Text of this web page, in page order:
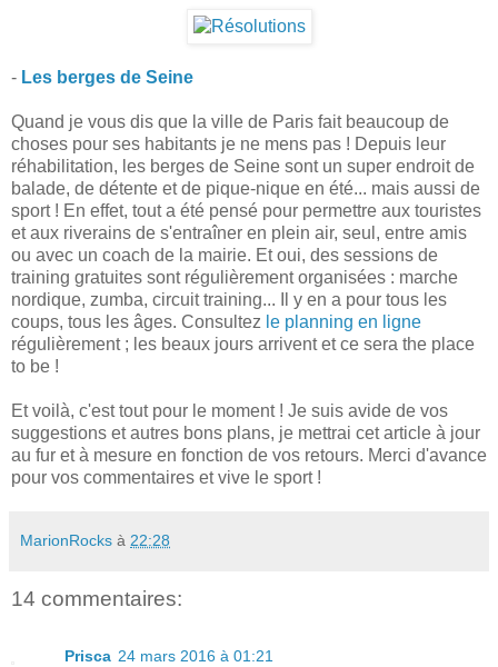
- Les berges de Seine
Quand je vous dis que la ville de Paris fait beaucoup de
choses pour ses habitants je ne mens pas ! Depuis leur
réhabilitation, les berges de Seine sont un super endroit de
balade, de détente et de pique-nique en été... mais aussi de
sport ! En effet, tout a été pensé pour permettre aux touristes
et aux riverains de s'entraîner en plein air, seul, entre amis
ou avec un coach de la mairie. Et oui, des sessions de
training gratuites sont régulièrement organisées : marche
nordique, zumba, circuit training... Il y en a pour tous les
coups, tous les âges. Consultez le planning en ligne
régulièrement ; les beaux jours arrivent et ce sera the place
to be !
Et voilà, c'est tout pour le moment ! Je suis avide de vos
suggestions et autres bons plans, je mettrai cet article à jour
au fur et à mesure en fonction de vos retours. Merci d'avance
pour vos commentaires et vive le sport !
MarionRocks à 22:28
14 commentaires:
Prisca 24 mars 2016 à 01:21